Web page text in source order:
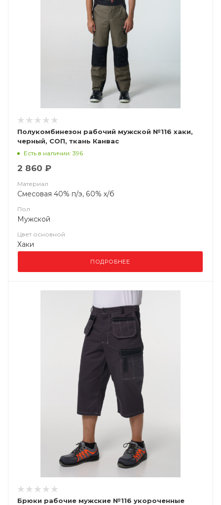
Полукомбинезон рабочий мужской №116 хаки,
черный, СОП, ткань Канвас
Есть в наличии: 396
2 860 ₽
Материал
Смесовая 40% п/э, 60% х/б
Пол
Мужской
Цвет основной
Хаки
ПОДРОБНЕЕ
Брюки рабочие мужские №116 укороченные